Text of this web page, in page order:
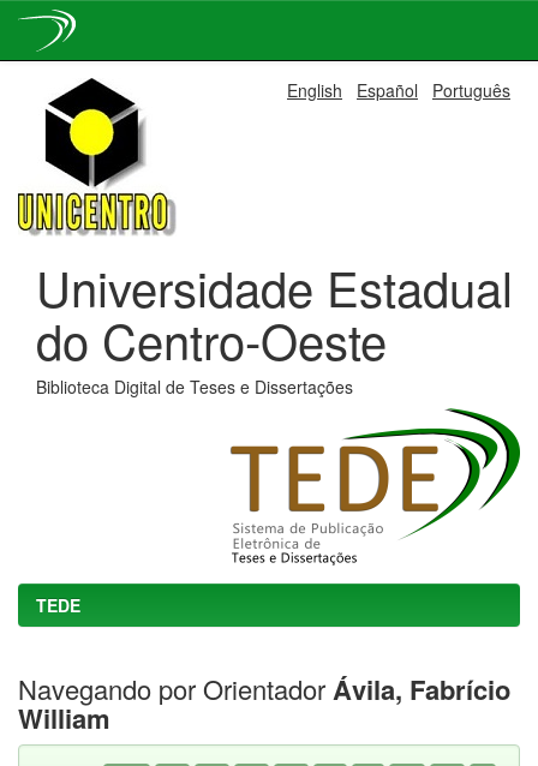
navigation
English Español Português
Universidade Estadual
do Centro-Oeste
Biblioteca Digital de Teses e Dissertações
TEDE
Navegando por OrientadorÁvila, Fabrício
William